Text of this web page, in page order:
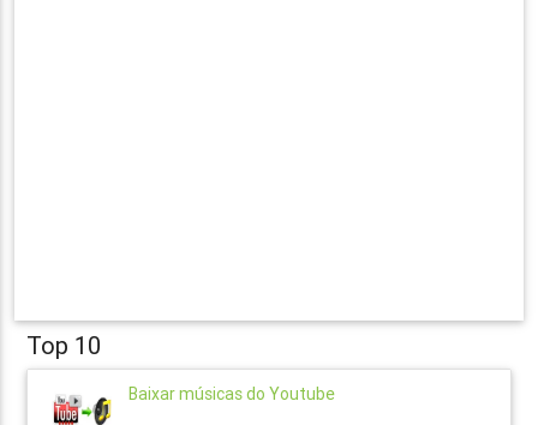
Top 10
Baixar músicas do Youtube